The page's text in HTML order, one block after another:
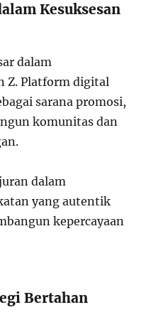
Kesuksesan
dalam
Z. Platform digital
sarana promosi,
komunitas dan
dalam
yang autentik
kepercayaan
Bertahan